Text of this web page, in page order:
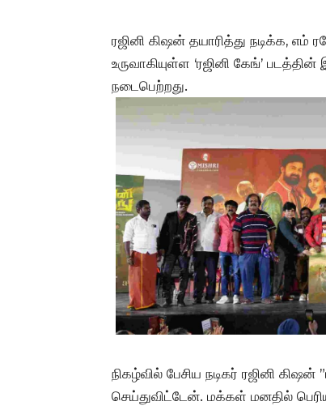
ரஜினி கிஷன் தயாரித்து நடிக்க,
உருவாகியுள்ள ‘ரஜினி கேங்’
நடைபெற்றது.
நிகழ்வில் பேசிய நடிகர் ரஜினி
செய்துவிட்டேன். மக்கள் மனதில்